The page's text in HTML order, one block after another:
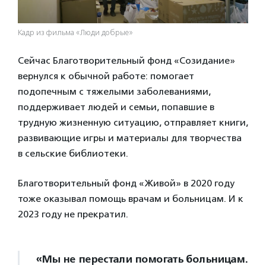
Кадр из фильма «Люди добрые»
Сейчас Благотворительный фонд «Созидание»
вернулся к обычной работе: помогает
подопечным с тяжелыми заболеваниями,
поддерживает людей и семьи, попавшие в
трудную жизненную ситуацию, отправляет книги,
развивающие игры и материалы для творчества
в сельские библиотеки.
Благотворительный фонд «Живой» в 2020 году
тоже оказывал помощь врачам и больницам. И к
2023 году не прекратил.
«Мы не перестали помогать больницам.